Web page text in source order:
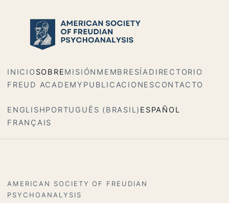
INICIOSOBREMISIÓN MEMBRESÍADIRECTORIO
FREUD ACADEMY PUBLICACIONESCONTACTO
ENGLISHPORTUGUÊS (BRASIL) ESPAÑOL
FRANÇAIS
AMERICAN SOCIETY OF FREUDIAN
PSYCHOANALYSIS